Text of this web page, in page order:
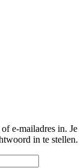
e-mailadres in. Je
in te stellen.